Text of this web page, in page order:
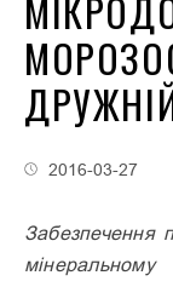
2016-03-27
Забезпечення